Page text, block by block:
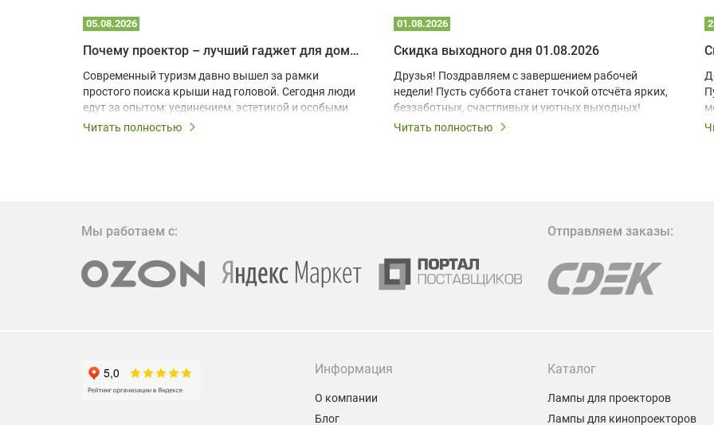
05.08.2026
Почему проектор – лучший гаджет для домика в глэмпинге
Современный туризм давно вышел за рамки
простого поиска крыши над головой. Сегодня люди
едут за опытом: уединением, эстетикой и особыми
ощущениями. Владельцы A-frame домов,
эффективных и бюджетных способов стать
проектора.
Читать полностью
01.08.2026
Скидка выходного дня 01.08.2026
Друзья! Поздравляем с завершением рабочей
недели! Пусть суббота станет точкой отсчёта ярких,
беззаботных, счастливых и уютных выходных!
Читать полностью
Мы работаем с: Отправляем заказы:
Информация
О компании
Блог
Каталог
Лампы для проекторов
Лампы для кинопроекторов